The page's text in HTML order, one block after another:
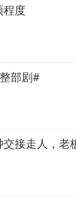
程度
部剧#
接走人，老